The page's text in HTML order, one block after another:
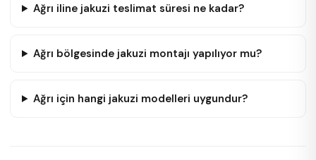
Ağrı iline jakuzi teslimat süresi ne kadar?
Ağrı bölgesinde jakuzi montajı yapılıyor mu?
Ağrı için hangi jakuzi modelleri uygundur?